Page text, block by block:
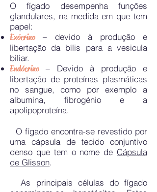
O fígado desempenha funções
glandulares, na medida em que tem
papel:
Exócrino – devido à produção e
libertação da bílis para a vesicula
biliar.
Endócrino – Devido à produção e
libertação de proteínas plasmáticas
no sangue, como por exemplo a
albumina, fibrogénio e a
apolipoproteína.
O fígado encontra-se revestido por
uma cápsula de tecido conjuntivo
denso que tem o nome de Cápsula
de Glisson.
As principais células do fígado